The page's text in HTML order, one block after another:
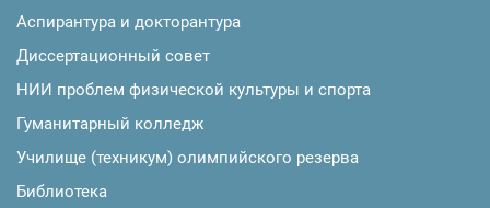
Аспирантура и докторантура
Диссертационный совет
НИИ проблем физической культуры и спорта
Гуманитарный колледж
Училище (техникум) олимпийского резерва
Библиотека